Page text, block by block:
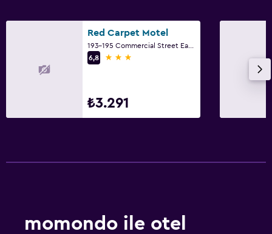
Red Carpet Motel
6,8
3 yıldız
₺3.291
momondo ile otel